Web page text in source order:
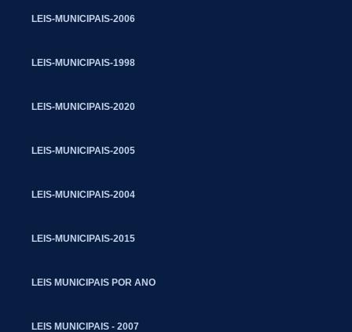
LEIS-MUNICIPAIS-2006
LEIS-MUNICIPAIS-1998
LEIS-MUNICIPAIS-2020
LEIS-MUNICIPAIS-2005
LEIS-MUNICIPAIS-2004
LEIS-MUNICIPAIS-2015
LEIS MUNICIPAIS POR ANO
LEIS MUNICIPAIS - 2007